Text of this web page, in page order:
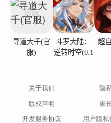
寻道大千(官
服)
斗罗大陆：
逆转时空(0.1
超
关于我们 隐
版权声明
家
开发服务协议
用户隐